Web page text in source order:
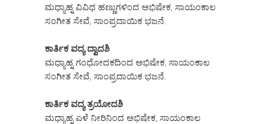
ಮಧ್ಯಾಹ್ನ ವಿವಿಧ ಹಣ್ಣುಗಳಿಂದ ಅಭಿಷೇಕ, ಸಾಯಂಕಾಲ
ಸಂಗೀತ ಸೇವೆ, ಸಾಂಪ್ರದಾಯಿಕ ಭಜನೆ.
ಕಾರ್ತಿಕ ವದ್ಯ ದ್ವಾದಶಿ
ಮಧ್ಯಾಹ್ನ ಗಂಧೋದಕದಿಂದ ಅಭಿಷೇಕ, ಸಾಯಂಕಾಲ
ಸಂಗೀತ ಸೇವೆ, ಸಾಂಪ್ರದಾಯಿಕ ಭಜನೆ.
ಕಾರ್ತಿಕ ವದ್ಯ ತ್ರಯೋದಶಿ
ಮಧ್ಯಾಹ್ನ ಎಳೆ ನೀರಿನಿಂದ ಅಭಿಷೇಕ, ಸಾಯಂಕಾಲ